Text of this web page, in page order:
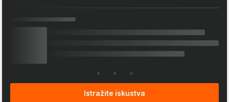
Istražite iskustva